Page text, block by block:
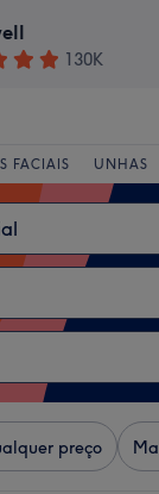
130K
FACIAIS UNHAS
preço